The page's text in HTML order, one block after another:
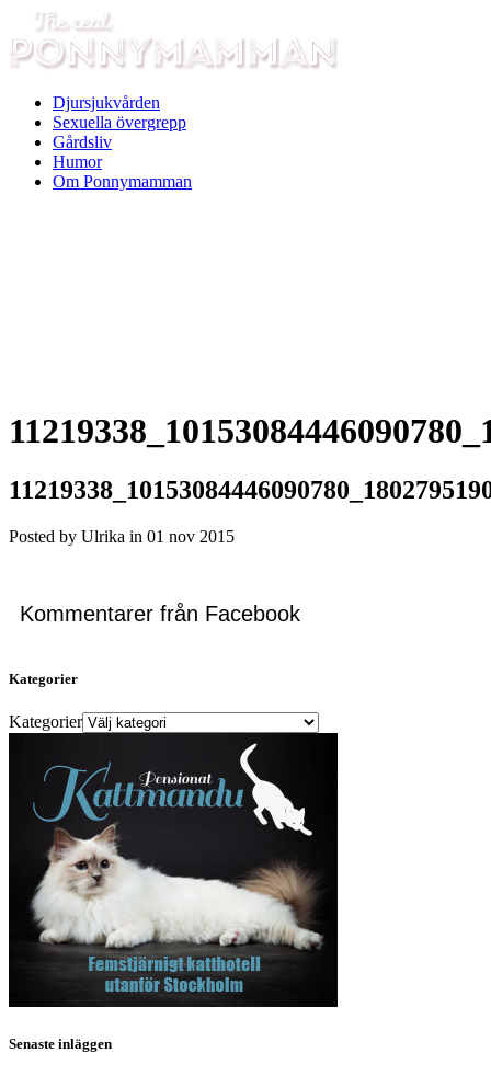
Djursjukvården
Sexuella övergrepp
Gårdsliv
Humor
Om Ponnymamman
Posted by Ulrika in 01 nov 2015
Kommentarer från Facebook
Kategorier
Kategorier
Senaste inläggen